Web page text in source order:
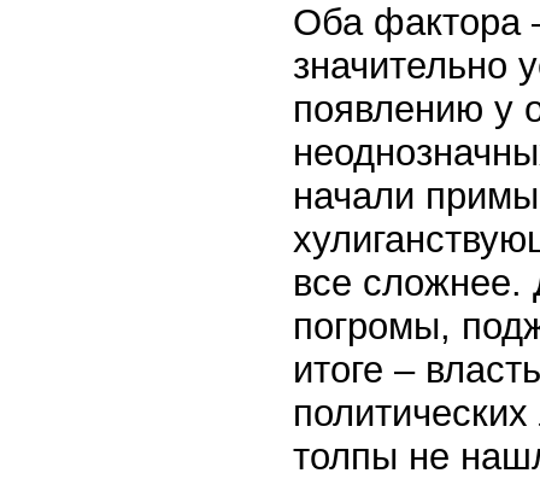
Оба фактора
значительно
появлению у
начали
все сложнее.
погромы,
итоге –
толпы не